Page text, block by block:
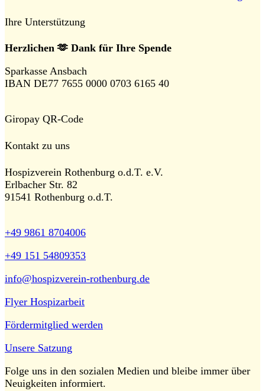
Ihre Unterstützung
Herzlichen 🫶 Dank für Ihre Spende
Sparkasse Ansbach
IBAN DE77 7655 0000 0703 6165 40
Giropay QR-Code
Kontakt zu uns
Hospizverein Rothenburg o.d.T. e.V.
Erlbacher Str. 82
91541 Rothenburg o.d.T.
+49 9861 8704006
+49 151 54809353
info@hospizverein-rothenburg.de
Flyer Hospizarbeit
Fördermitglied werden
Unsere Satzung
Folge uns in den sozialen Medien und bleibe immer über
Neuigkeiten informiert.